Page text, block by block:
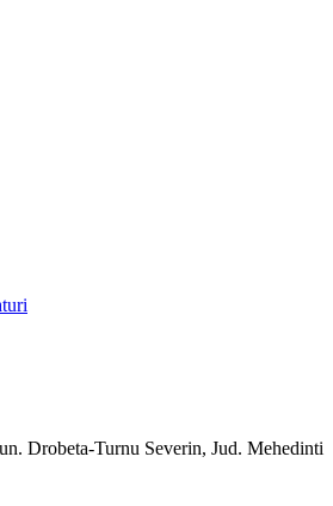
Drobeta-Turnu Severin, Jud. Mehedinti